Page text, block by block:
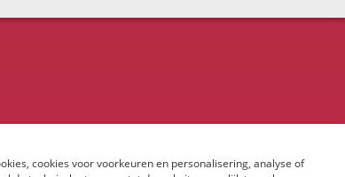
cookies voor voorkeuren en personalisering, analyse of